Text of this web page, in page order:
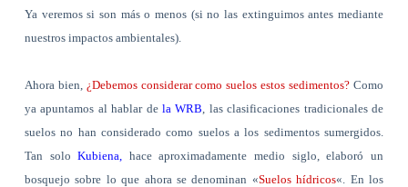
Ya veremos si son más o menos (si no las extinguimos antes mediante
nuestros impactos ambientales).
Ahora bien, ¿Debemos considerar como suelos estos sedimentos? Como
ya apuntamos al hablar de la WRB , las clasificaciones tradicionales de
suelos no han considerado como suelos a los sedimentos sumergidos.
Tan soloKubiena,
hace aproximadamente medio siglo, elaboró un
bosquejo sobre lo que ahora se denominan «Suelos hídricos«. En los